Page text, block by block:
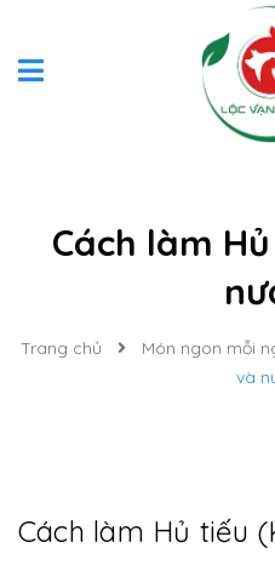
Cách làm
Trang chủ Món ngon mỗi
và
Cách làm Hủ tiếu